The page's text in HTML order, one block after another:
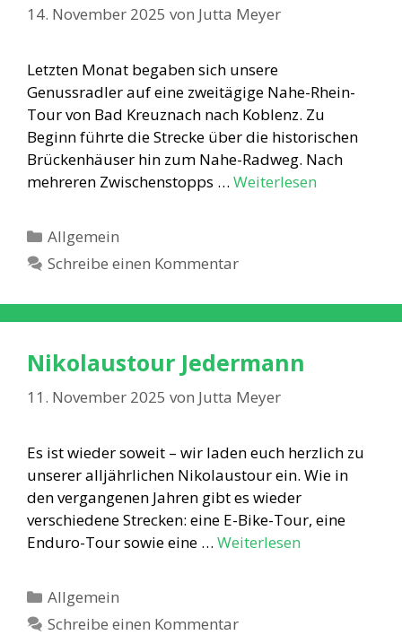
14. November 2025 von Jutta Meyer
Letzten Monat begaben sich unsere
Genussradler auf eine zweitägige Nahe-Rhein-
Tour von Bad Kreuznach nach Koblenz. Zu
Beginn führte die Strecke über die historischen
Brückenhäuser hin zum Nahe-Radweg. Nach
mehreren Zwischenstopps … Weiterlesen
Kategorien
Allgemein
Schreibe einen Kommentar
Nikolaustour Jedermann
11. November 2025 von Jutta Meyer
Es ist wieder soweit – wir laden euch herzlich zu
unserer alljährlichen Nikolaustour ein. Wie in
den vergangenen Jahren gibt es wieder
verschiedene Strecken: eine E-Bike-Tour, eine
Enduro-Tour sowie eine … Weiterlesen
Kategorien
Allgemein
Schreibe einen Kommentar